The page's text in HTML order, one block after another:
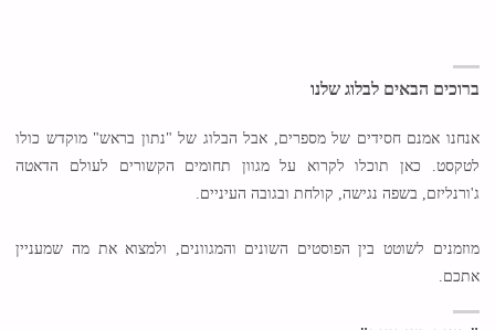
ברוכים הבאים לבלוג שלנו
אנחנו אמנם חסידים של מספרים, אבל הבלוג של "נתון בראש" מוקדש כולו
לטקסט. כאן תוכלו לקרוא על מגוון תחומים הקשורים לעולם הדאטה
ג'ורנליזם, בשפה נגישה, קולחת ובגובה העיניים.
מוזמנים לשוטט בין הפוסטים השונים והמגוונים, ולמצוא את מה שמעניין
אתכם.